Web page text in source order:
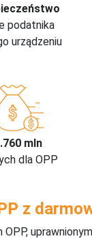
podatnika
urządzeniu
mln
dla OPP
z